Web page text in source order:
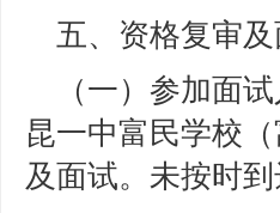
五、资格复审
（一）参加面
昆一中富民学校
及面试。未按时